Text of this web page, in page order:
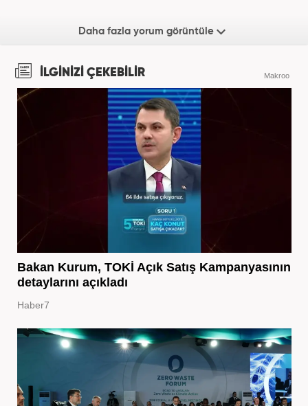
Daha fazla yorum görüntüle
İLGİNİZİ ÇEKEBİLİR Makroo
Bakan Kurum, TOKİ Açık Satış Kampanyasının
detaylarını açıkladı
Haber7